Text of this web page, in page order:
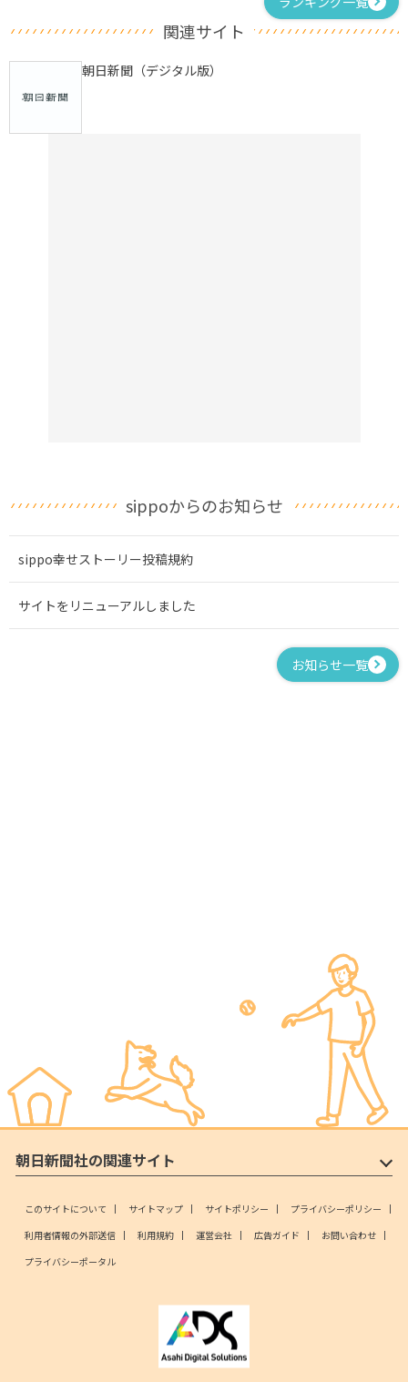
関連サイト
朝日新聞（デジタル版）
sippoからのお知らせ
sippo幸せストーリー投稿規約
サイトをリニューアルしました
お知らせ一覧
朝日新聞社の関連サイト
このサイトについて サイトマップ サイトポリシー
プライバシーポリシー
利用者情報の外部送信
利用規約 運営会社 広告ガイド
お問い合わせ
プライバシーポータル